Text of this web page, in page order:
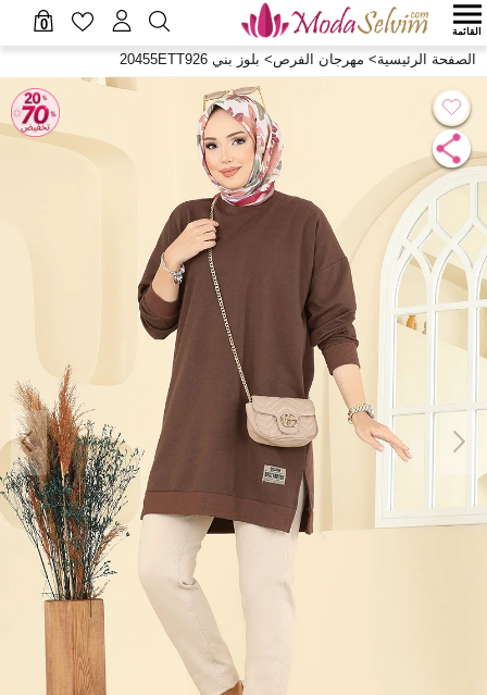
0 القائمة
الصفحة الرئيسية> مهرجان الفرص> بلوز بني 20455ETT926